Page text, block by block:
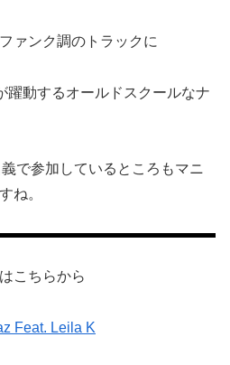
ァンク調のトラックに
躍動するオールドスクールなナ
で参加しているところもマニ
ね。
こちらから
Feat. Leila K